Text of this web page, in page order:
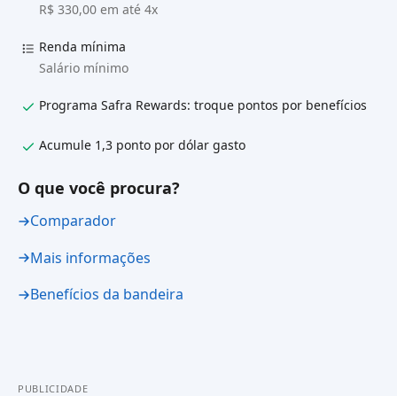
R$ 330,00 em até 4x
Renda mínima
Salário mínimo
Programa Safra Rewards: troque pontos por benefícios
Acumule 1,3 ponto por dólar gasto
O que você procura?
Comparador
Mais informações
Benefícios da bandeira
PUBLICIDADE